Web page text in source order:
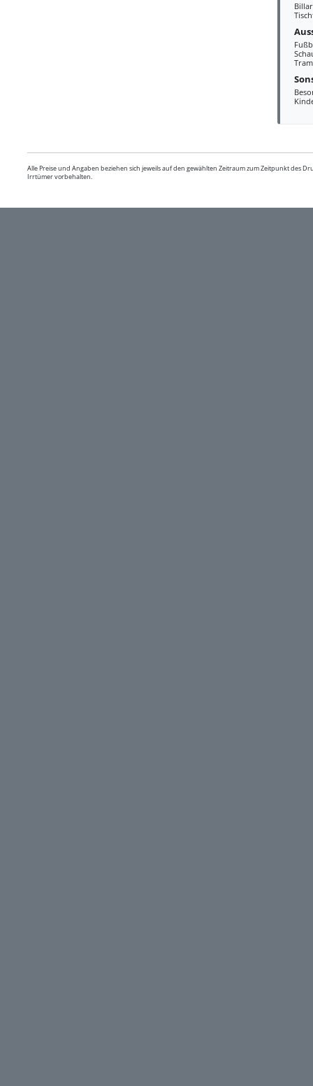
Alle Preise und Angaben beziehen sich jeweils auf den gewählten Zeitraum zum Zeitpunkt des
Irrtümer vorbehalten.